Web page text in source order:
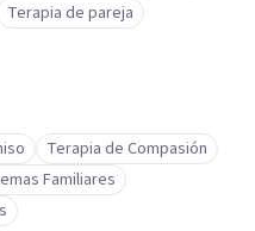
Terapia de pareja
Terapia de Compasión
Familiares